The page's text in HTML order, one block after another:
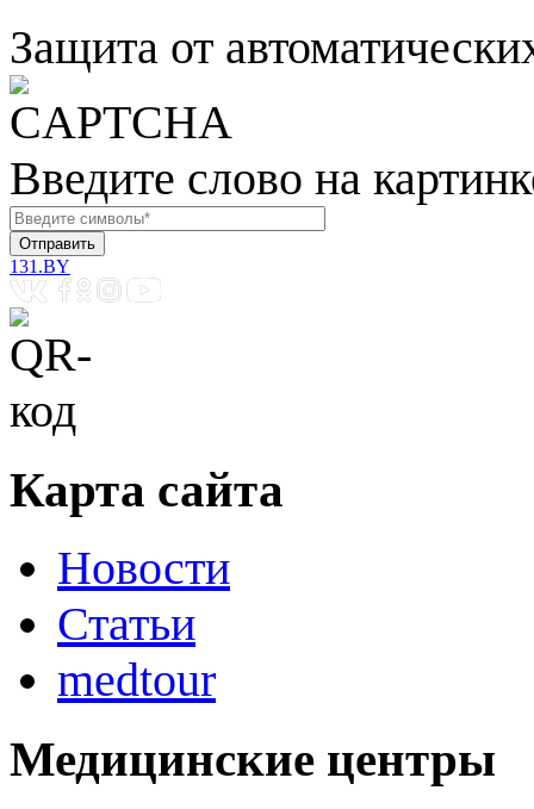
Защита от
Введите слово на
131.BY
Карта сайта
Новости
Статьи
medtour
Медицинские центры